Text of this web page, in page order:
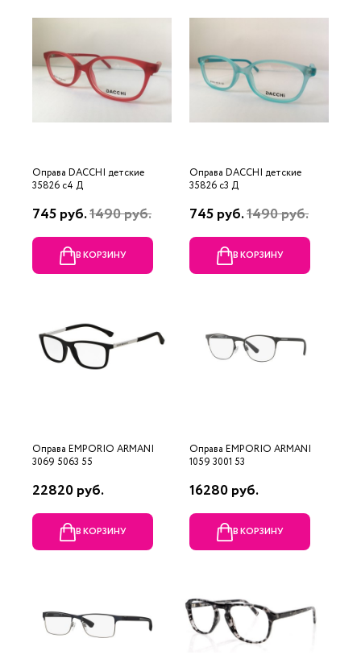
Оправа DACCHI детские
35826 c4 Д
745 руб.1490 руб.
В КОРЗИНУ
Оправа DACCHI детские
35826 c3 Д
745 руб.1490 руб.
В КОРЗИНУ
Оправа EMPORIO ARMANI
3069 5063 55
22820 руб.
В КОРЗИНУ
Оправа EMPORIO ARMANI
1059 3001 53
16280 руб.
В КОРЗИНУ